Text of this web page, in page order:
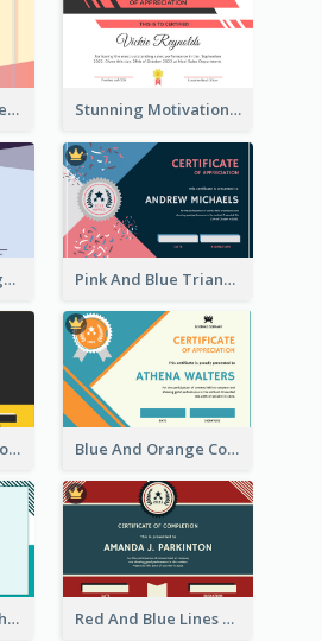
Fancy Pastel Gradient Border Certificate Design Stunning Motivational Certificate Design Template
Simple Starry Badge Modern Certificate Design Pink And Blue Triangles Confetti Celebration Certificate
Yellow And Black Contrast Simple Certificate Blue And Orange Company Triangles With Badge Certificate
Simple Blue And White Rectangle Certificate Red And Blue Lines And Badge Completion Certificate